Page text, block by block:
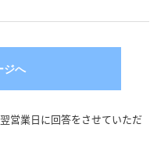
営業日に回答をさせていただ